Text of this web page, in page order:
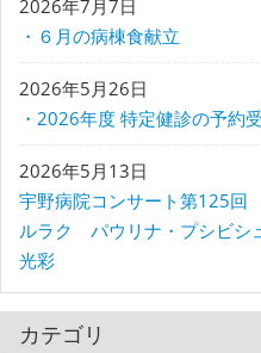
2026年7月7日
・６月の病棟食献立
2026年5月26日
・2026年度 特定健診の予約
2026年5月13日
宇野病院コンサート第125
ルラク パウリナ・プシビシ
光彩
カテゴリ